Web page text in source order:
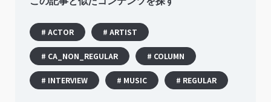
# ACTOR # ARTIST
# CA_NON_REGULAR # COLUMN
# INTERVIEW # MUSIC # REGULAR